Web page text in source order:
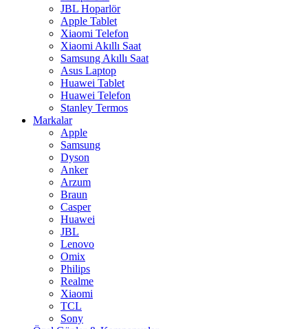
JBL Hoparlör
Apple Tablet
Xiaomi Telefon
Xiaomi Akıllı Saat
Samsung Akıllı Saat
Asus Laptop
Huawei Tablet
Huawei Telefon
Stanley Termos
Markalar
Apple
Samsung
Dyson
Anker
Arzum
Braun
Casper
Huawei
JBL
Lenovo
Omix
Philips
Realme
Xiaomi
TCL
Sony